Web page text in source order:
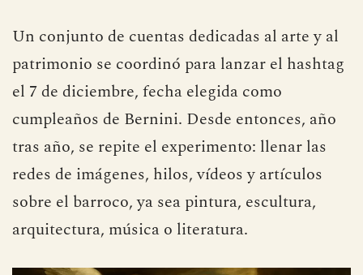
Un conjunto de cuentas dedicadas al arte y al
patrimonio se coordinó para lanzar el hashtag
el 7 de diciembre, fecha elegida como
cumpleaños de Bernini. Desde entonces, año
tras año, se repite el experimento: llenar las
redes de imágenes, hilos, vídeos y artículos
sobre el barroco, ya sea pintura, escultura,
arquitectura, música o literatura.